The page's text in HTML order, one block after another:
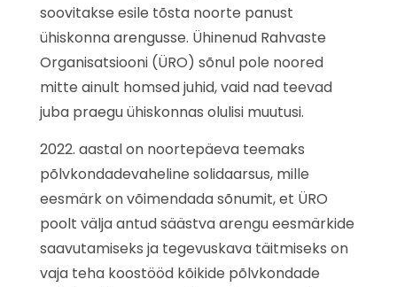
soovitakse esile tõsta noorte panust
ühiskonna arengusse. Ühinenud Rahvaste
Organisatsiooni (ÜRO) sõnul pole noored
mitte ainult homsed juhid, vaid nad teevad
juba praegu ühiskonnas olulisi muutusi.
2022. aastal on noortepäeva teemaks
põlvkondadevaheline solidaarsus, mille
eesmärk on võimendada sõnumit, et ÜRO
poolt välja antud säästva arengu eesmärkide
saavutamiseks ja tegevuskava täitmiseks on
vaja teha koostööd kõikide põlvkondade